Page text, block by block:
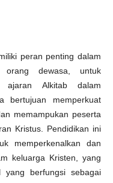
peran penting dalam
orang dewasa, untuk
ajaran Alkitab dalam
bertujuan memperkuat
memampukan peserta
Kristus. Pendidikan ini
memperkenalkan dan
keluarga Kristen, yang
yang berfungsi sebagai